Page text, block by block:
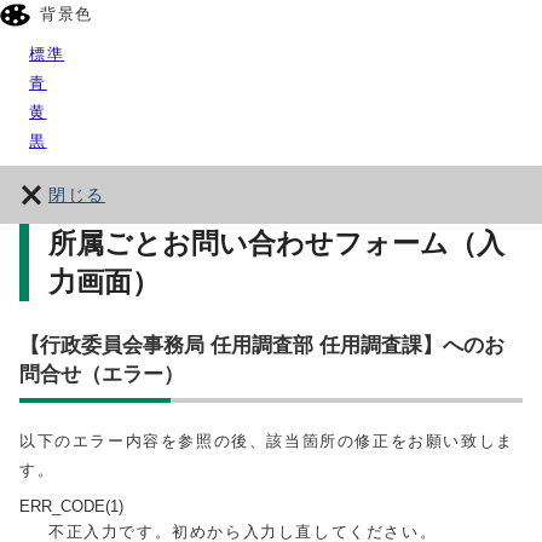
背景色
標準
青
黄
黒
閉じる
所属ごとお問い合わせフォーム（入
力画面）
【行政委員会事務局 任用調査部 任用調査課】へのお
問合せ（エラー）
以下のエラー内容を参照の後、該当箇所の修正をお願い致しま
す。
ERR_CODE(1)
不正入力です。初めから入力し直してください。